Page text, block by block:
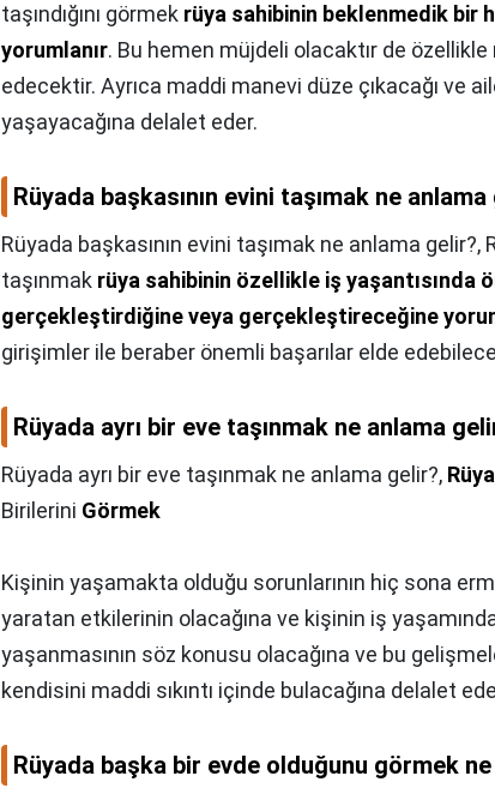
taşındığını görmek rüya sahibinin beklenmedik bir
yorumlanır. Bu hemen müjdeli olacaktır de
edecektir. Ayrıca maddi manevi düze çıkacağı ve
yaşayacağına delalet eder.
Rüyada başkasının evini taşımak ne
Rüyada başkasının evini taşımak ne anlama gelir?,
taşınmak rüya sahibinin özellikle iş yaşantısında
gerçekleştirdiğine veya gerçekleştireceğine
girişimler ile beraber önemli başarılar elde
Rüyada ayrı bir eve taşınmak ne anlama
Rüyada ayrı bir eve taşınmak ne anlama gelir?,
Birilerini Görmek
Kişinin yaşamakta olduğu sorunlarının hiç sona
yaratan etkilerinin olacağına ve kişinin iş
yaşanmasının söz konusu olacağına ve bu
kendisini maddi sıkıntı içinde bulacağına delalet
Rüyada başka bir evde olduğunu görmek